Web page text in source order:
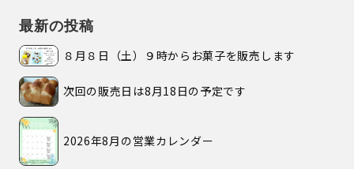
最新の投稿
８月８日（土）９時からお菓子を販売します
次回の販売日は8月18日の予定です
2026年8月の営業カレンダー